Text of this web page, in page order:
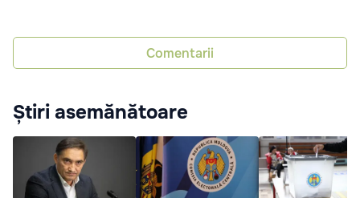
Comentarii
Știri asemănătoare